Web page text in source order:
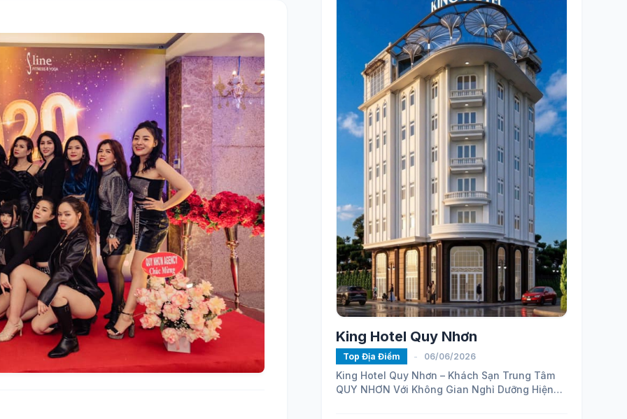
King Hotel Quy Nhơn
Top Địa Điểm - 06/06/2026
King Hotel Quy Nhơn – Khách Sạn Trung Tâm
QUY NHƠN Với Không Gian Nghỉ Dưỡng Hiện